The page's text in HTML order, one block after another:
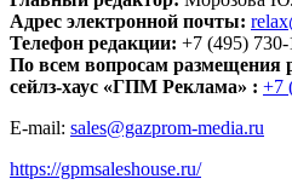
Адрес электронной почты:
Телефон редакции: +7 (495) 730-
По всем вопросам размещения
сейлз-хаус «ГПМ Реклама» : +7
E-mail: sales@gazprom-media.ru
https://gpmsaleshouse.ru/